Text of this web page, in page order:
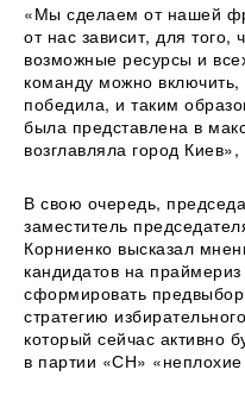
«Мы сделаем от нашей
от нас зависит, для того,
возможные ресурсы и
команду можно
победила, и таким
была представлена в
возглавляла город
В свою очередь,
заместитель
Корниенко высказал
кандидатов на
сформировать
стратегию
который сейчас активно
в партии «СН»